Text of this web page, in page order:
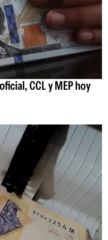
CCL y MEP hoy